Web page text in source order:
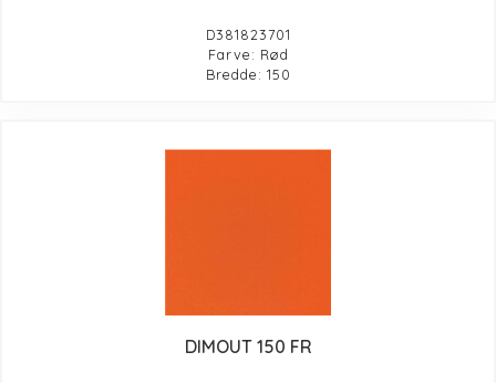
D381823701
Farve: Rød
Bredde: 150
DIMOUT 150 FR